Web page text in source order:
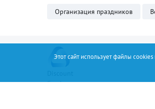
Этот сайт использует файлы
Организация праздников
Service